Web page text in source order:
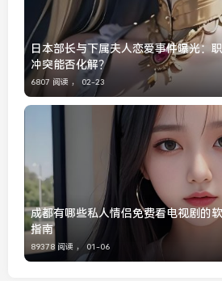
日本部长与下属夫人恋爱事件曝光：
冲突能否化解？
6807 阅读 ， 02-23
成都有哪些私人情侣免费看电视剧的
指南
89378 阅读 ， 01-06